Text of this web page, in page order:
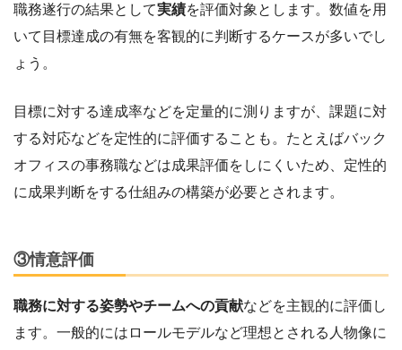
職務遂行の結果として実績を評価対象とします。数値を用
いて目標達成の有無を客観的に判断するケースが多いでし
ょう。
目標に対する達成率などを定量的に測りますが、課題に対
する対応などを定性的に評価することも。たとえばバック
オフィスの事務職などは成果評価をしにくいため、定性的
に成果判断をする仕組みの構築が必要とされます。
③情意評価
職務に対する姿勢やチームへの貢献などを主観的に評価し
ます。一般的にはロールモデルなど理想とされる人物像に